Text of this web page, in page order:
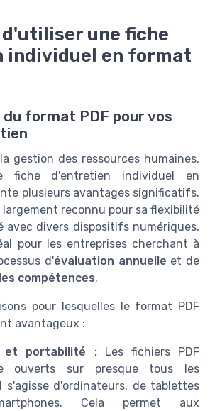
une fiche
individuel en format
du format PDF pour vos
gestion des ressources humaines,
fiche d'entretien individuel en
plusieurs avantages significatifs.
largement reconnu pour sa flexibilité
avec divers dispositifs numériques,
pour les entreprises cherchant à
d'évaluation annuelle et de
compétences.
pour lesquelles le format PDF
avantageux :
et portabilité :Les fichiers PDF
ouverts sur presque tous les
s'agisse d'ordinateurs, de tablettes
Cela permet aux